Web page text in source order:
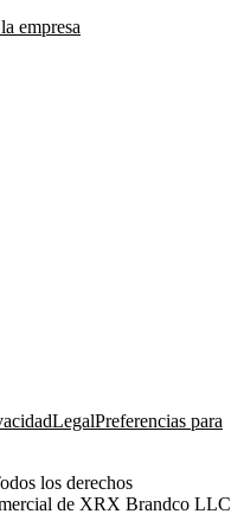
empresa
LegalPreferencias para
los derechos
de XRX Brandco LLC